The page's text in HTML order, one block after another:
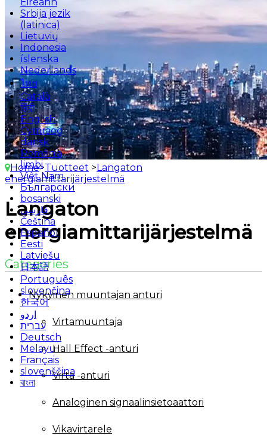
Srbija jezik
(latinica)
Lietuvių
Indonesia
íslenska
Nederlands
ไทย
Català
हिंदी
English
Cymraeg
dansk
România
limbi
Việt Nam
Български
bosanski
فارسی
Čeština
Español
Eesti
Latviešu
日本語
Português
slovenčina
한국어
اردو
עברית
Deutsch
Melayu
Français
slovenščina
বাংলা
Home>Tuotteet >Langaton
energiamittarijärjestelmä
Langaton
energiamittarijärjestelmä
Categories
Nykyinen muuntajan anturi
Virtamuuntaja
Hall Effect -anturi
Virta -anturi
Analoginen signaalinsietoaattori
Vikavirtarele